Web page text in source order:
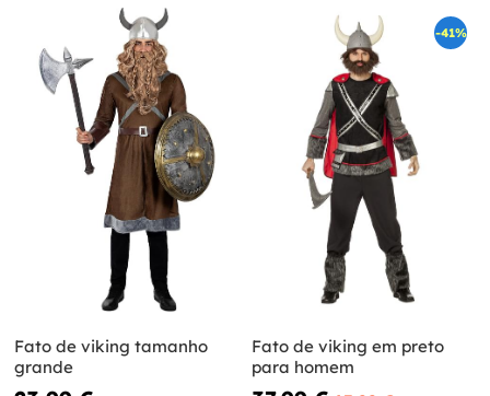
Fato de viking tamanho
grande
-41%
Fato de viking em preto
para homem